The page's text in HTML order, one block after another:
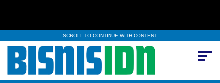
SCROLL TO CONTINUE WITH CONTENT